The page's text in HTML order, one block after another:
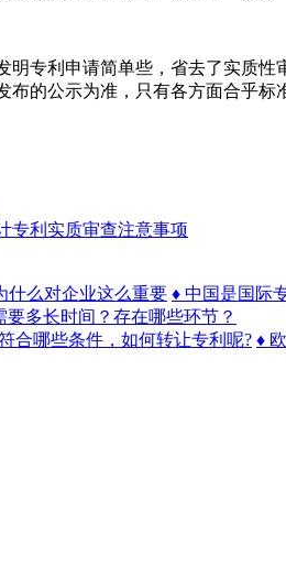
利申请简单些，省去了实质性
的公示为准，只有各方面合乎标
专利实质审查注意事项
什么对企业这么重要 ♦ 中国是国际
多长时间？存在哪些环节？
合哪些条件，如何转让专利呢? ♦